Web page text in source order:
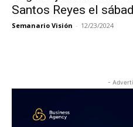
Santos Reyes el
Semanario Visión - 12/23/2024
-